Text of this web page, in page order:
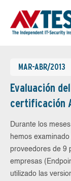
MAR-ABR/2013
Evaluación
certificación
Durante los
hemos
proveedores de 9
empresas
utilizado las